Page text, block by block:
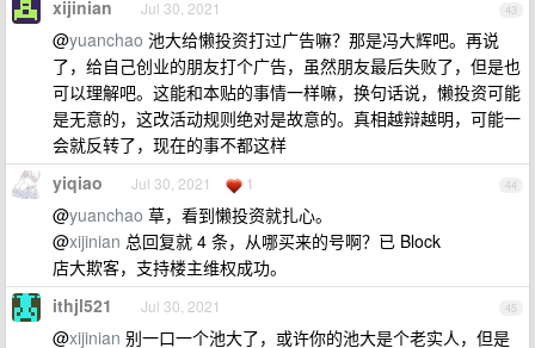
43
xijinian Jul 30, 2021
@yuanchao 池大给懒投资打过广告嘛？那是冯大辉吧。再说
了，给自己创业的朋友打个广告，虽然朋友最后失败了，但是也
可以理解吧。这能和本贴的事情一样嘛，换句话说，懒投资可能
是无意的，这改活动规则绝对是故意的。真相越辩越明，可能一
会就反转了，现在的事不都这样
44
yiqiao Jul 30, 2021 1
@yuanchao 草，看到懒投资就扎心。
@xijinian 总回复就 4 条，从哪买来的号啊？已 Block
店大欺客，支持楼主维权成功。
45
ithjl521 Jul 30, 2021
@xijinian 别一口一个池大了，或许你的池大是个老实人，但是